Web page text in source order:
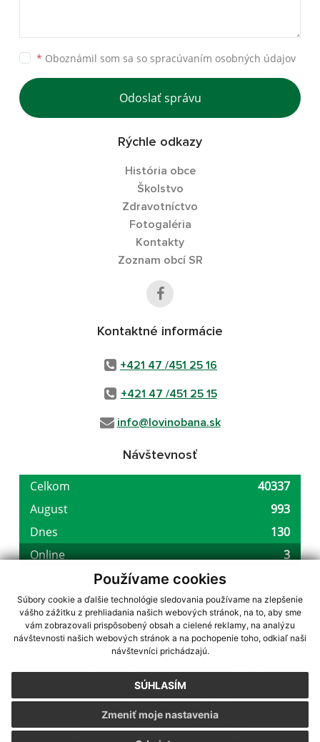
Používame cookies
Súbory cookie a ďalšie technológie sledovania používame na zlepšenie
vášho zážitku z prehliadania našich webových stránok, na to, aby sme
vám zobrazovali prispôsobený obsah a cielené reklamy, na analýzu
návštevnosti našich webových stránok a na pochopenie toho, odkiaľ naši
návštevníci prichádzajú.
SÚHLASÍM
Zmeniť moje nastavenia
* Oboznámil som sa so spracúvaním osobných údajov
Odoslať správu
Rýchle odkazy
História obce
Školstvo
Zdravotníctvo
Fotogaléria
Kontakty
Zoznam obcí SR
Kontaktné informácie
+421 47 /451 25 16
+421 47 /451 25 15
info@lovinobana.sk
Návštevnosť
využite možnosť získavania aktuálnych informácií s využitím RSS
CMS systém (redakčný) systém ECHELON 2,Mapa stránok,web portál
webex.digital, s.r.o.,domény,registrácia domény
Posledná aktualizácia:07.08.2026
Vytlačiť stránku|Vyhlásenie o prístupnosti